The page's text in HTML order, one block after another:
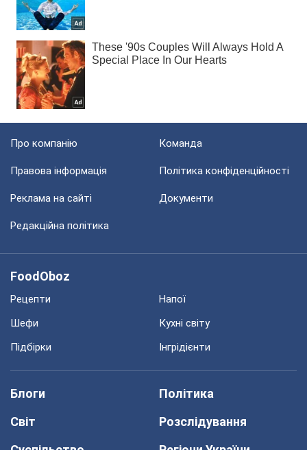
Про компанію Команда
Правова інформація Політика конфіденційності
Реклама на сайті Документи
Редакційна політика
FoodOboz
Рецепти
Напої
Шефи
Кухні світу
Підбірки
Інгрідієнти
Блоги
Політика
Світ
Розслідування